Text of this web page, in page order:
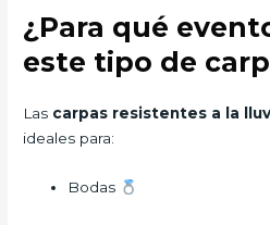
¿Para qué
este tipo de
Las carpas resistentes a la
ideales para:
Bodas